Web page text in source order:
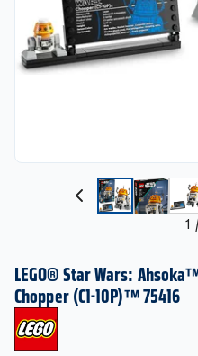
1
LEGO® Star Wars:
Chopper (C1-10P)™ 75416